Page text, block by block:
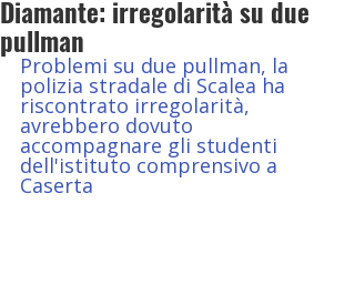
Diamante: irregolarità su due
pullman
Problemi su due pullman, la
polizia stradale di Scalea ha
riscontrato irregolarità,
avrebbero dovuto
accompagnare gli studenti
dell'istituto comprensivo a
Caserta